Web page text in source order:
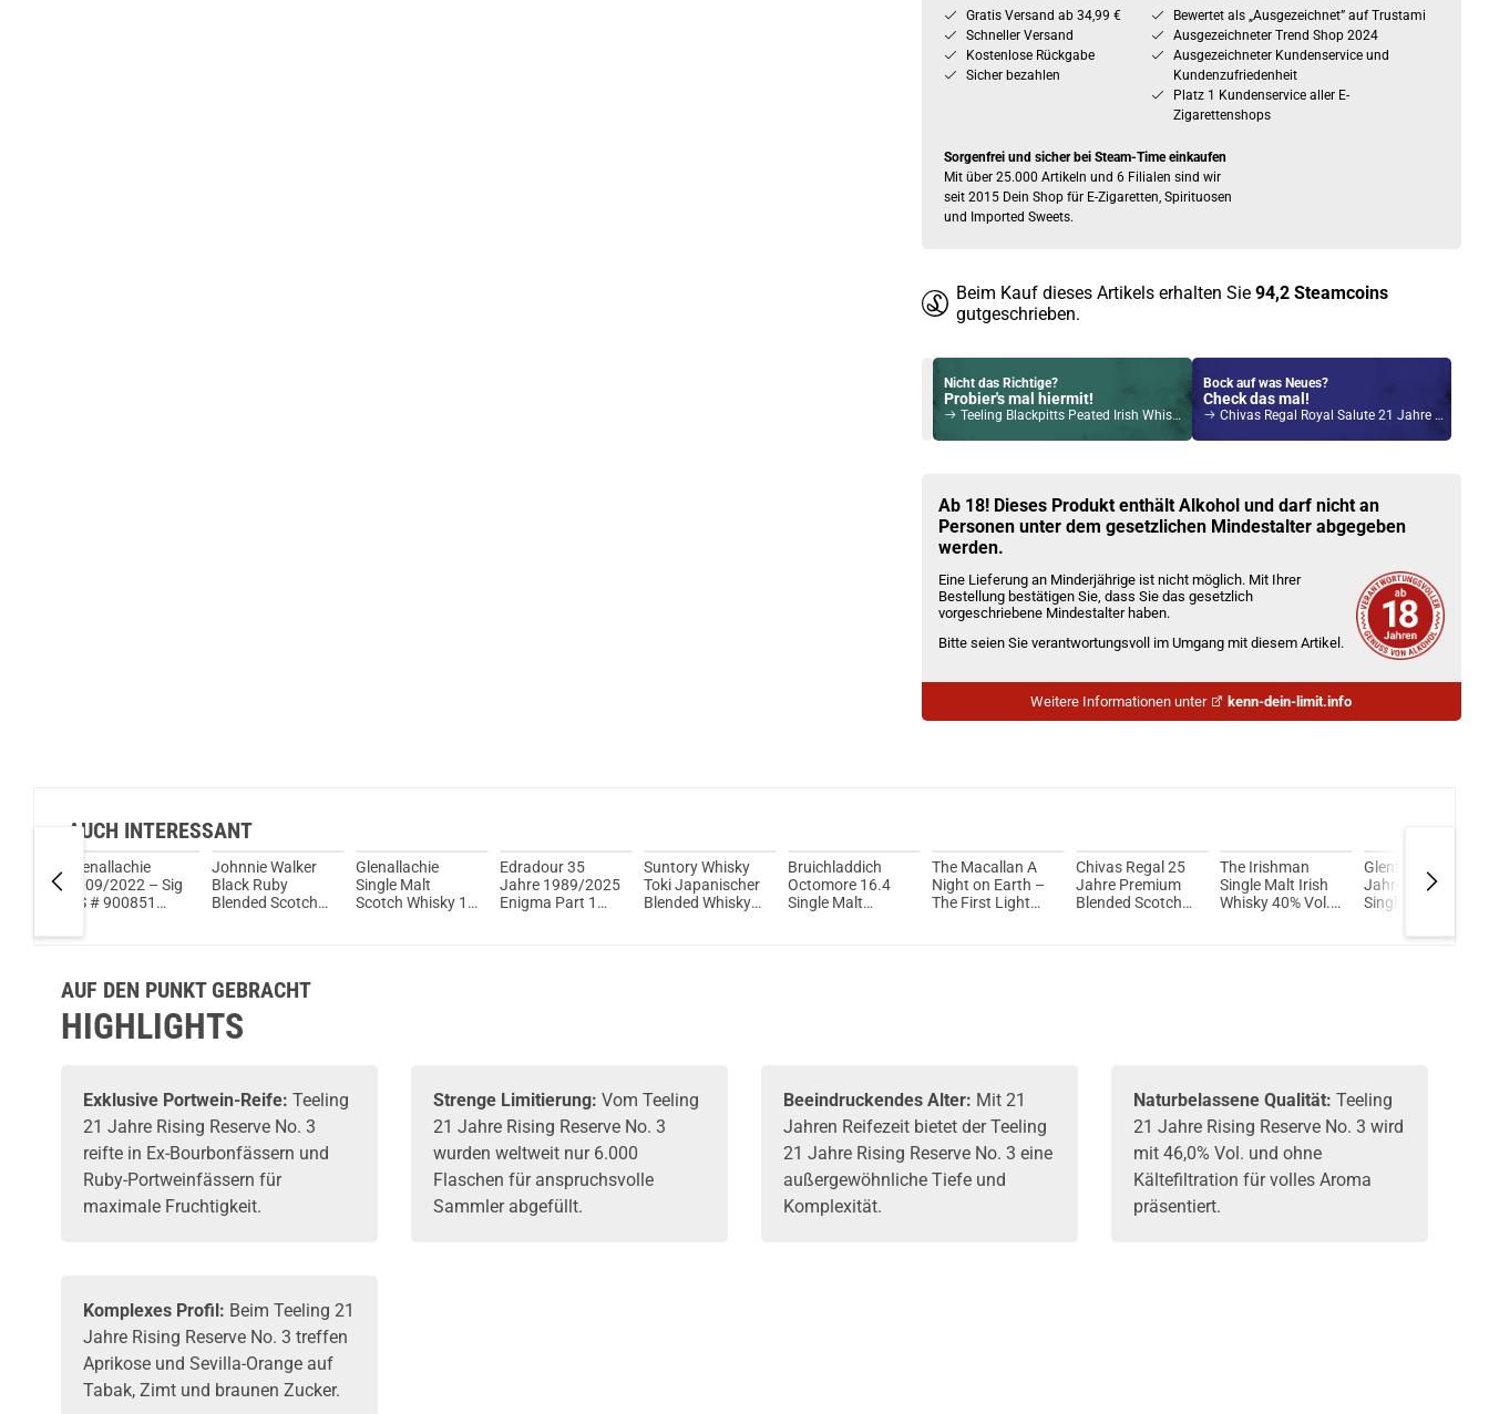
Gratis Versand ab 34,99 €
Schneller Versand
Kostenlose Rückgabe
Sicher bezahlen
Bewertet als „Ausgezeichnet” auf Trustami
Ausgezeichneter Trend Shop 2024
Ausgezeichneter Kundenservice und
Kundenzufriedenheit
Platz 1 Kundenservice aller E-
Zigarettenshops
Sorgenfrei und sicher bei Steam-Time einkaufen
Mit über 25.000 Artikeln und 6 Filialen sind wir
seit 2015 Dein Shop für E-Zigaretten, Spirituosen
und Imported Sweets.
Beim Kauf dieses Artikels erhalten Sie 94,2 Steamcoins
gutgeschrieben.
Nicht das Richtige?
Probier's mal hiermit!
Teeling Blackpitts Peated Irish Whiskey 46% Vol. 700ml
Bock auf was Neues?
Check das mal!
Chivas Regal Royal Salute 21 Jahre Miami Polo Edition Blended Scotch Whisky 40% Vol. 700ml
Innokin Trine Pod System Kit Rot
Ab 18! Dieses Produkt enthält Alkohol und darf nicht an
Personen unter dem gesetzlichen Mindestalter abgegeben
werden.
Eine Lieferung an Minderjährige ist nicht möglich. Mit Ihrer
Bestellung bestätigen Sie, dass Sie das gesetzlich
vorgeschriebene Mindestalter haben.
Bitte seien Sie verantwortungsvoll im Umgang mit diesem Artikel.
Weitere Informationen unter kenn-dein-limit.info
AUCH INTERESSANT
Glenallachie
2009/2022 – Sig
CS # 900851
Johnnie Walker
Black Ruby
Blended Scotch
Glenallachie
Single Malt
Scotch Whisky 10
Edradour 35
Jahre 1989/2025
Enigma Part 1
Suntory Whisky
Toki Japanischer
Blended Whisky
Bruichladdich
Octomore 16.4
Single Malt
The Macallan A
Night on Earth –
The First Light
Chivas Regal 25
Jahre Premium
Blended Scotch
The Irishman
Single Malt Irish
Whisky 40% Vol.
Glenfiddich 23
Jahre Grand Cru
Single Malt
43% Vol. 700ml
AUF DEN PUNKT GEBRACHT
HIGHLIGHTS
Exklusive Portwein-Reife: Teeling
21 Jahre Rising Reserve No. 3
reifte in Ex-Bourbonfässern und
Ruby-Portweinfässern für
maximale Fruchtigkeit.
Strenge Limitierung: Vom Teeling
21 Jahre Rising Reserve No. 3
wurden weltweit nur 6.000
Flaschen für anspruchsvolle
Sammler abgefüllt.
Beeindruckendes Alter: Mit 21
Jahren Reifezeit bietet der Teeling
21 Jahre Rising Reserve No. 3 eine
außergewöhnliche Tiefe und
Komplexität.
Naturbelassene Qualität: Teeling
21 Jahre Rising Reserve No. 3 wird
mit 46,0% Vol. und ohne
Kältefiltration für volles Aroma
präsentiert.
Komplexes Profil: Beim Teeling 21
Jahre Rising Reserve No. 3 treffen
Aprikose und Sevilla-Orange auf
Tabak, Zimt und braunen Zucker.